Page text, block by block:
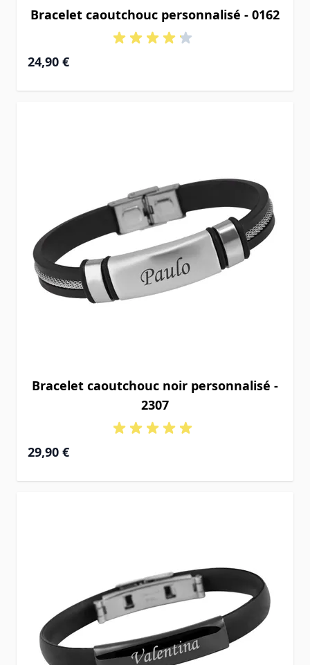
Bracelet caoutchouc personnalisé - 0162
24,90 €
Bracelet caoutchouc noir personnalisé -
2307
29,90 €